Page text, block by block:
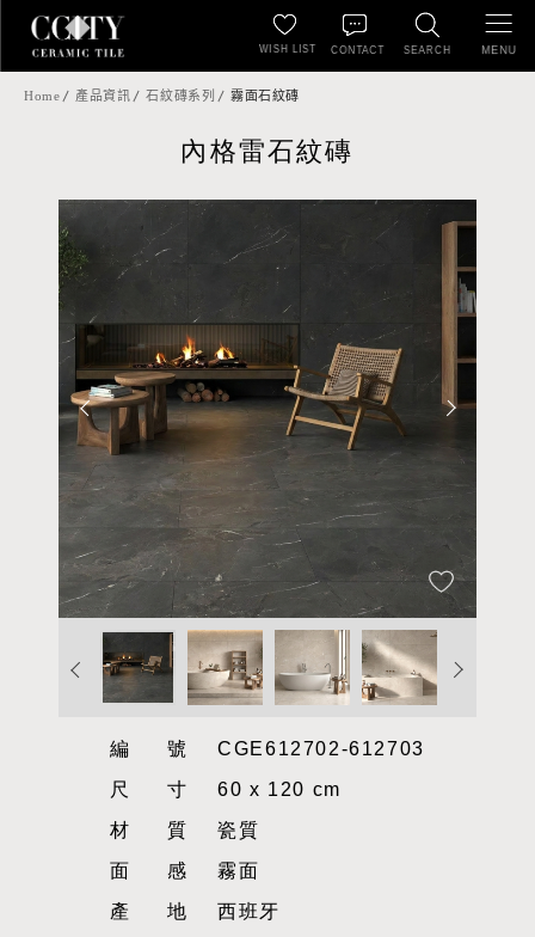
SEARCH
WISH LIST CONTACT MENU
Home 產品資訊 石紋磚系列 霧面石紋磚
內格雷石紋磚
編號CGE612702-612703
尺寸60 x 120 cm
材質瓷質
面感霧面
產地西班牙